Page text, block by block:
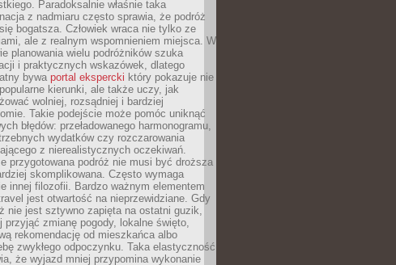
Paradoksalnie właśnie taka
z nadmiaru często sprawia, że podróż
bogatsza. Człowiek wraca nie tylko ze
ale z realnym wspomnieniem miejsca. W
planowania wielu podróżników szuka
i praktycznych wskazówek, dlatego
bywa portal ekspercki który pokazuje nie
kierunki, ale także uczy, jak
wolniej, rozsądniej i bardziej
Takie podejście może pomóc uniknąć
błędów: przeładowanego harmonogramu,
wydatków czy rozczarowania
z nierealistycznych oczekiwań.
przygotowana podróż nie musi być droższa
skomplikowana. Często wymaga
innej filozofii. Bardzo ważnym elementem
jest otwartość na nieprzewidziane. Gdy
nie jest sztywno zapięta na ostatni guzik,
przyjąć zmianę pogody, lokalne święto,
rekomendację od mieszkańca albo
zwykłego odpoczynku. Taka elastyczność
że wyjazd mniej przypomina wykonanie